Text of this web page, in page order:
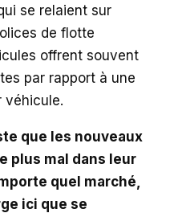
se relaient sur
de flotte
offrent souvent
par rapport à une
véhicule.
que les nouveaux
plus mal dans leur
quel marché,
ici que se